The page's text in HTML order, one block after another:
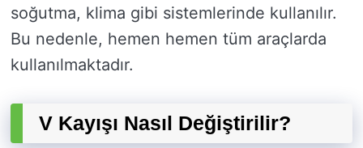
soğutma, klima gibi sistemlerinde kullanılır.
Bu nedenle, hemen hemen tüm araçlarda
kullanılmaktadır.
V Kayışı Nasıl Değiştirilir?